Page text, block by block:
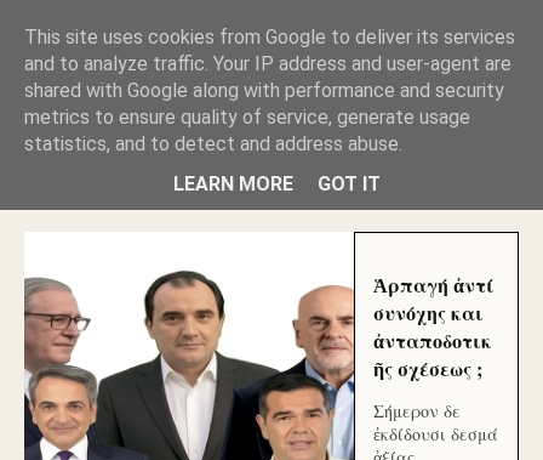
ΑΥΤΟΧΘΟΝΕΣ ΜΟΥ ΕΚΛΕΙΣΑΝ ΤΑ ΣΟΣΙΑΛ ΚΑΙ
ΦΙΜΩΣΑΝ ΤΟ SITE. ΟΙ ΧΙΛΙΑΔΕΣ ΜΙΚΡΟΕΠΕΝΔΥΤΕΣ
ΕΠΕΝΔΥΣΑΤΕ ΓΙΑ ΛΕΗΛΑΣΙΑ ΚΑΙ ΕΓΚΛΗΜΑ ?
ΓΛΥΦΑΔΑ WEB |ΟΙ ΜΕΓΑΛΟΙ ΚΛΕΠΤΑΙ ΑΠΟ ΤΟ
ΜΙΚΡΟΝ ΑΠΑΓΟΥΣΙ
Ἁρπαγή ἀντί
συνόχης και
ἀνταποδοτικ
ῆς σχέσεως ;
Σήμερον δε
ἐκδίδουσι δεσμά
This site uses cookies from Google to deliver its services
and to analyze traffic. Your IP address and user-agent are
shared with Google along with performance and security
metrics to ensure quality of service, generate usage
statistics, and to detect and address abuse.
LEARN MORE
GOT IT